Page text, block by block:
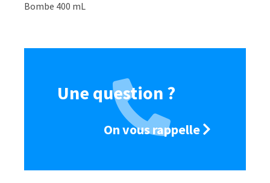
Bombe 400 mL
Une question ?
On vous rappelle